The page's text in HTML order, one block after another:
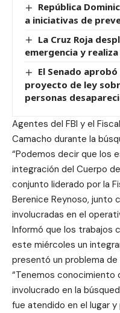
República
a iniciativas de
La Cruz Roja
emergencia y
El Senado
proyecto de ley
personas
Agentes del FBI y el
Camacho durante la
“Podemos decir que los
integración del Cuerpo
conjunto liderado por la
Berenice Reynoso, junto
involucradas en el
Informó que los trabajos
este miércoles un
presentó un problema de
“Tenemos conocimiento
involucrado en la
fue atendido en el lugar